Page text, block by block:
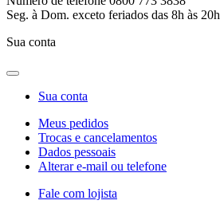
Seg. à Dom. exceto feriados das 8h às 20h
Sua conta
Sua conta
Meus pedidos
Trocas e cancelamentos
Dados pessoais
Alterar e-mail ou telefone
Fale com lojista